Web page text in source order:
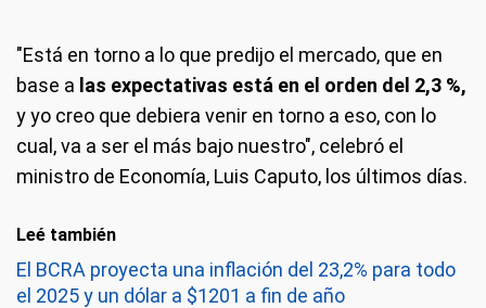
"Está en torno a lo que predijo el mercado, que en
base a las expectativas está en el orden del 2,3 %,
y yo creo que debiera venir en torno a eso, con lo
cual, va a ser el más bajo nuestro", celebró el
ministro de Economía, Luis Caputo, los últimos días.
Leé también
El BCRA proyecta una inflación del 23,2% para todo
el 2025 y un dólar a $1201 a fin de año